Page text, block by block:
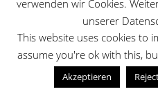
verwenden wir Cookies.
unserer
This website uses cookies to
assume you're ok with this,
Akzeptieren